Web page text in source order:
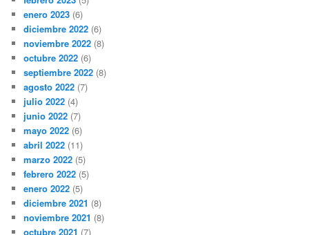
enero 2023 (6)
diciembre 2022 (6)
noviembre 2022 (8)
octubre 2022 (6)
septiembre 2022 (8)
agosto 2022 (7)
julio 2022 (4)
junio 2022 (7)
mayo 2022 (6)
abril 2022 (11)
marzo 2022 (5)
febrero 2022 (5)
enero 2022 (5)
diciembre 2021 (8)
noviembre 2021 (8)
octubre 2021 (7)